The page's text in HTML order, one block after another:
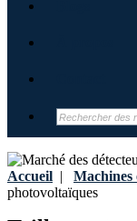
Accueil | Machines
photovoltaïques